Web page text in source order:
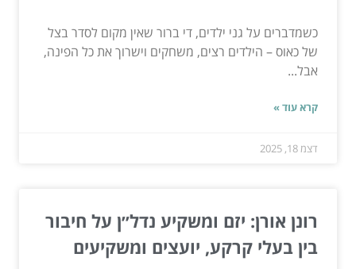
כשמדברים על גני ילדים, די ברור שאין מקום לסדר בצל
של כאוס – הילדים רצים, משחקים וישרוך את כל הפינה,
אבל...
קרא עוד »
דצמ 18, 2025
רונן אורן: יזם ומשקיע נדל״ן על חיבור
בין בעלי קרקע, יועצים ומשקיעים